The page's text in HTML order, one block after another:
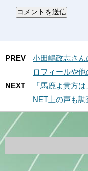
PREV
小田嶋政志さ
ロフィールや他
NEXT
「馬鹿よ貴方
NET上の声も調